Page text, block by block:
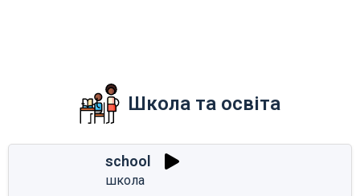
Школа та освіта
school
школа